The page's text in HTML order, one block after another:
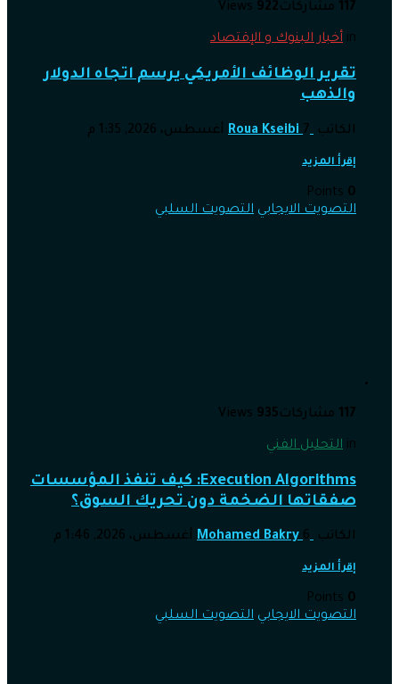
117 مشاركات922
in أخبار البنوك و الإقتصاد
تقرير الوظائف الأمريكي يرسم اتجاه الدولار
والذهب
الكاتب Roua Kseibi 7 أغسطس، 2026, 1:35 م
إقرأ المزيد
0
التصويت الايجابي التصويت السلبي
117 مشاركات935
in التحليل الفني
Execution Algorithms: كيف تنفذ المؤسسات
صفقاتها الضخمة دون تحريك السوق؟
الكاتب Mohamed Bakry 6 أغسطس، 2026, 1:46 م
إقرأ المزيد
0
التصويت الايجابي التصويت السلبي